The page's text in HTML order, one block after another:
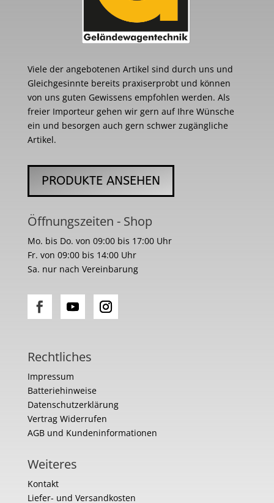
Viele der angebotenen Artikel sind durch uns und
Gleichgesinnte bereits praxiserprobt und können
von uns guten Gewissens empfohlen werden. Als
freier Importeur gehen wir gern auf Ihre Wünsche
ein und besorgen auch gern schwer zugängliche
Artikel.
PRODUKTE ANSEHEN
Öffnungszeiten - Shop
Mo. bis Do. von 09:00 bis 17:00 Uhr
Fr. von 09:00 bis 14:00 Uhr
Sa. nur nach Vereinbarung
Rechtliches
Impressum
Batteriehinweise
Datenschutzerklärung
Vertrag Widerrufen
AGB und Kundeninformationen
Weiteres
Kontakt
Liefer- und Versandkosten